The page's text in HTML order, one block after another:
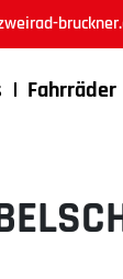
Fahrräder